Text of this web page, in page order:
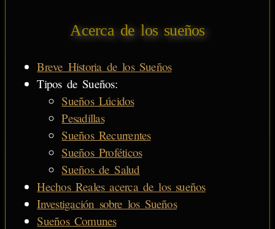
Acerca de los sueños
Breve Historia de los Sueños
Tipos de Sueños:
Sueños Lúcidos
Pesadillas
Sueños Recurrentes
Sueños Proféticos
Sueños de Salud
Hechos Reales acerca de los sueños
Investigación sobre los Sueños
Sueños Comunes